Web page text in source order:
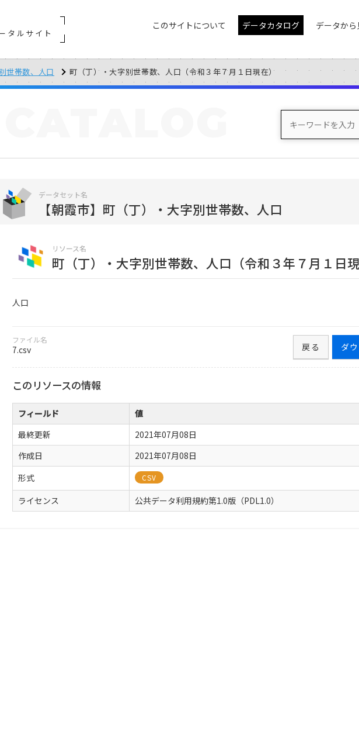
タルサイト
このサイトについて データカタログ データか
世帯数、人口 町（丁）・大字別世帯数、人口（令和３年７月１日現在）
データセット名
【朝霞市】町（丁）・大字別世帯数、人口
リソース名
町（丁）・大字別世帯数、人口（令和３年７月１日現
人口
ファイル名
7.csv ダ
戻る
このリソースの情報
フィールド
値
最終更新
2021年07月08日
作成日
2021年07月08日
形式
CSV
ライセンス 公共データ利用規約第1.0版（PDL1.0）